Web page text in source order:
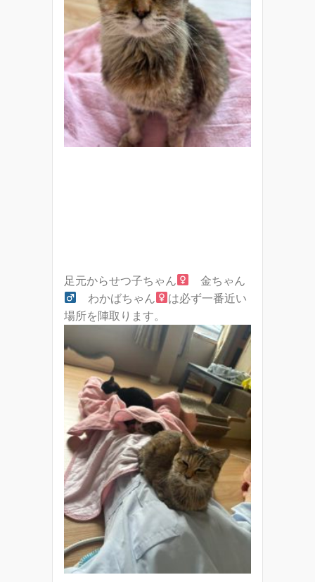
足元からせつ子ちゃん
金ちゃん
わかばちゃん
は必ず一番近い
場所を陣取ります。